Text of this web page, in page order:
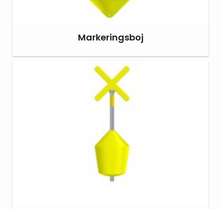
Markeringsboj